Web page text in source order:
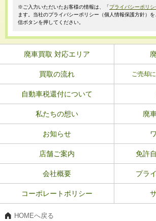
※ご入力いただいたお客様の情報は、「プライバシーポリシ
ます。当社のプライバシーポリシー（個人情報保護方針）
信ボタンを押してください。
廃車買取 対応エリア
買取の流れ ご売却
自動車税還付について
私たちの想い 廃
お知らせ
店舗ご案内 免許
会社概要 プラ
コーポレートポリシー
HOMEへ戻る